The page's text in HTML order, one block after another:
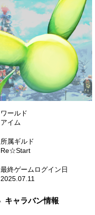
ワールド
アイム
所属ギルド
Re☆Start
最終ゲームログイン日
2025.07.11
キャラバン情報